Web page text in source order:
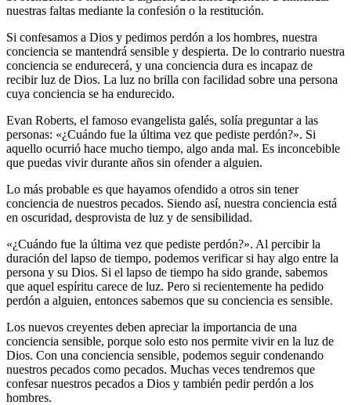
nuestras faltas mediante la confesión o la restitución.
Si confesamos a Dios y pedimos perdón a los hombres, nuestra
conciencia se mantendrá sensible y despierta. De lo contrario nuestra
conciencia se endurecerá, y una conciencia dura es incapaz de
recibir luz de Dios. La luz no brilla con facilidad sobre una persona
cuya conciencia se ha endurecido.
Evan Roberts, el famoso evangelista galés, solía preguntar a las
personas: «¿Cuándo fue la última vez que pediste perdón?». Si
aquello ocurrió hace mucho tiempo, algo anda mal. Es inconcebible
que puedas vivir durante años sin ofender a alguien.
Lo más probable es que hayamos ofendido a otros sin tener
conciencia de nuestros pecados. Siendo así, nuestra conciencia está
en oscuridad, desprovista de luz y de sensibilidad.
«¿Cuándo fue la última vez que pediste perdón?». Al percibir la
duración del lapso de tiempo, podemos verificar si hay algo entre la
persona y su Dios. Si el lapso de tiempo ha sido grande, sabemos
que aquel espíritu carece de luz. Pero si recientemente ha pedido
perdón a alguien, entonces sabemos que su conciencia es sensible.
Los nuevos creyentes deben apreciar la importancia de una
conciencia sensible, porque solo esto nos permite vivir en la luz de
Dios. Con una conciencia sensible, podemos seguir condenando
nuestros pecados como pecados. Muchas veces tendremos que
confesar nuestros pecados a Dios y también pedir perdón a los
hombres.